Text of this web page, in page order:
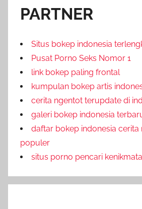
PARTNER
Situs bokep indonesia
Pusat Porno Seks Nomor 1
link bokep paling frontal
kumpulan bokep artis
cerita ngentot terupdate di
galeri bokep indonesia
daftar bokep indonesia cerita
populer
situs porno pencari